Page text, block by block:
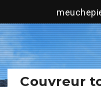
Couvreur